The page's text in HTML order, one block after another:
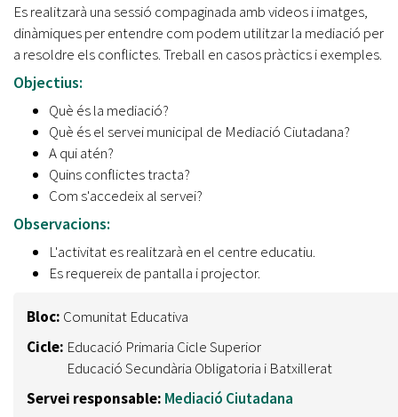
Es realitzarà una sessió compaginada amb videos i imatges,
dinàmiques per entendre com podem utilitzar la mediació per
a resoldre els conflictes. Treball en casos pràctics i exemples.
Objectius:
Què és la mediació?
Què és el servei municipal de Mediació Ciutadana?
A qui atén?
Quins conflictes tracta?
Com s'accedeix al servei?
Observacions:
L'activitat es realitzarà en el centre educatiu.
Es requereix de pantalla i projector.
Bloc: Comunitat Educativa
Cicle: Educació Primaria Cicle Superior
Educació Secundària Obligatoria i Batxillerat
Servei responsable: Mediació Ciutadana